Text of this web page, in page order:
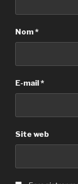
Nom*
E-mail*
Site web